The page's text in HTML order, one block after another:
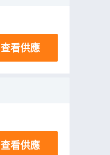
查看供應
查看供應